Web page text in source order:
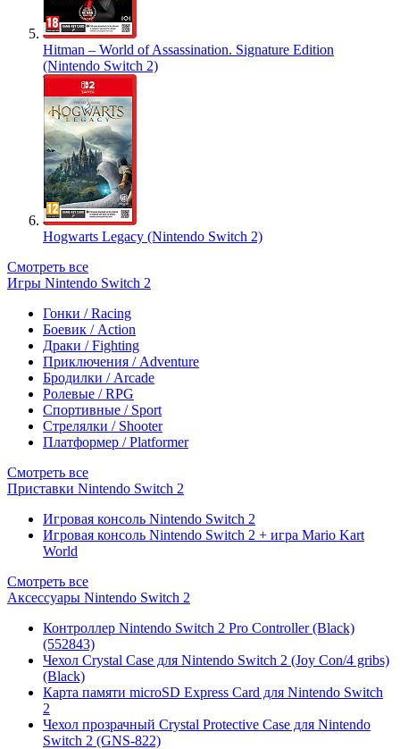
Hitman – World of Assassination. Signature Edition
(Nintendo Switch 2)
Hogwarts Legacy (Nintendo Switch 2)
Смотреть все
Игры Nintendo Switch 2
Гонки / Racing
Боевик / Action
Драки / Fighting
Приключения / Adventure
Бродилки / Arcade
Ролевые / RPG
Спортивные / Sport
Стрелялки / Shooter
Платформер / Platformer
Смотреть все
Приставки Nintendo Switch 2
Игровая консоль Nintendo Switch 2
Игровая консоль Nintendo Switch 2 + игра Mario Kart
World
Смотреть все
Аксессуары Nintendo Switch 2
Контроллер Nintendo Switch 2 Pro Controller (Black)
(552843)
Чехол Сrystal Сase для Nintendo Switch 2 (Joy Con/4 gribs)
(Black)
Карта памяти microSD Express Card для Nintendo Switch
2
Чехол прозрачный Crystal Protective Case для Nintendo
Switch 2 (GNS-822)